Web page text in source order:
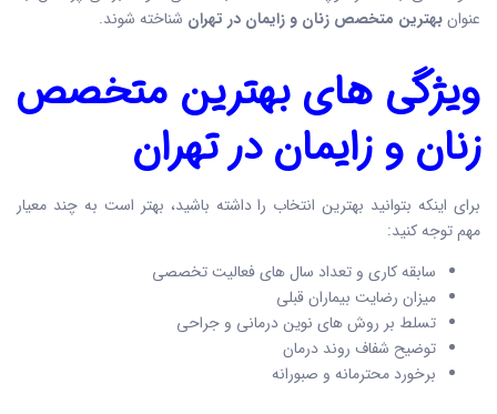
عنوانبهترین متخصص زنان و زایمان در تهران شناخته شوند.
ویژگی هایبهترین متخصص
زنان و زایمان در تهران
برای اینکه بتوانید بهترین انتخاب را داشته باشید، بهتر است به چند معیار
مهم توجه کنید:
سابقه کاری و تعداد سال های فعالیت تخصصی
میزان رضایت بیماران قبلی
تسلط بر روش های نوین درمانی و جراحی
توضیح شفاف روند درمان
برخورد محترمانه و صبورانه